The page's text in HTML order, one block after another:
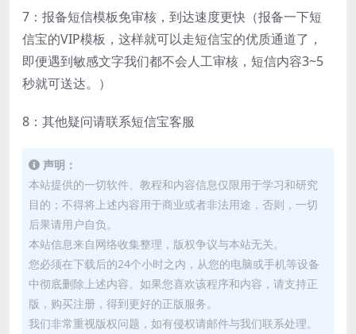
7：报备短信模板免审核，到达速度更快（报备一下短
信宝的VIP模板，这样就可以走短信宝的优质通道了，
即便遇到敏感文字我们都不会人工审核，短信内容3~5
秒就可送达。）
8：其他疑问请联系短信宝客服
声明：
本站提供的一切软件、教程和内容信息仅限用于学习和研究
目的；不得将上述内容用于商业或者非法用途，否则，一切
后果请用户自负。
本站信息来自网络收集整理，版权争议与本站无关。
您必须在下载后的24个小时之内，从您的电脑或手机等设备
中彻底删除上述内容。如果您喜欢该程序和内容，请支持正
版，购买注册，得到更好的正版服务。
我们非常重视版权问题，如有侵权请邮件与我们联系处理。